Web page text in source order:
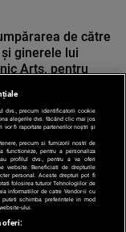
de către
ginerele lui
Arts, pentru
dvs., precum identificatorii cookie
alegerile dvs. făcând clic mai jos
fi raportate partenerilor noștri și
precum si furnizorii nostri de
pentru a personaliza
profilul dvs., pentru a va oferi
website. Beneficiati de drepturile
personal. Aceste drepturi pot fi
folosirea tuturor Tehnologiilor de
informatiilor de catre Vendor-ii cu
puteti schimba preferintele in mod
ului.
oferi: